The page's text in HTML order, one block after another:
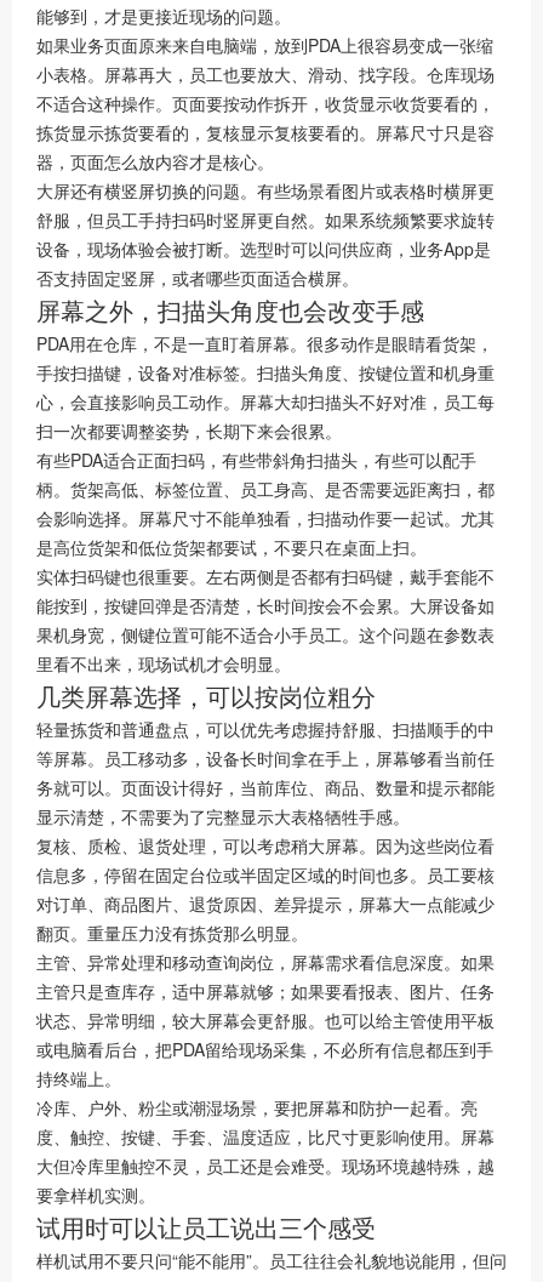
能够到，才是更接近现场的问题。
如果业务页面原来来自电脑端，放到PDA上很容易变成一张缩
小表格。屏幕再大，员工也要放大、滑动、找字段。仓库现场
不适合这种操作。页面要按动作拆开，收货显示收货要看的，
拣货显示拣货要看的，复核显示复核要看的。屏幕尺寸只是容
器，页面怎么放内容才是核心。
大屏还有横竖屏切换的问题。有些场景看图片或表格时横屏更
舒服，但员工手持扫码时竖屏更自然。如果系统频繁要求旋转
设备，现场体验会被打断。选型时可以问供应商，业务App是
否支持固定竖屏，或者哪些页面适合横屏。
屏幕之外，扫描头角度也会改变手感
PDA用在仓库，不是一直盯着屏幕。很多动作是眼睛看货架，
手按扫描键，设备对准标签。扫描头角度、按键位置和机身重
心，会直接影响员工动作。屏幕大却扫描头不好对准，员工每
扫一次都要调整姿势，长期下来会很累。
有些PDA适合正面扫码，有些带斜角扫描头，有些可以配手
柄。货架高低、标签位置、员工身高、是否需要远距离扫，都
会影响选择。屏幕尺寸不能单独看，扫描动作要一起试。尤其
是高位货架和低位货架都要试，不要只在桌面上扫。
实体扫码键也很重要。左右两侧是否都有扫码键，戴手套能不
能按到，按键回弹是否清楚，长时间按会不会累。大屏设备如
果机身宽，侧键位置可能不适合小手员工。这个问题在参数表
里看不出来，现场试机才会明显。
几类屏幕选择，可以按岗位粗分
轻量拣货和普通盘点，可以优先考虑握持舒服、扫描顺手的中
等屏幕。员工移动多，设备长时间拿在手上，屏幕够看当前任
务就可以。页面设计得好，当前库位、商品、数量和提示都能
显示清楚，不需要为了完整显示大表格牺牲手感。
复核、质检、退货处理，可以考虑稍大屏幕。因为这些岗位看
信息多，停留在固定台位或半固定区域的时间也多。员工要核
对订单、商品图片、退货原因、差异提示，屏幕大一点能减少
翻页。重量压力没有拣货那么明显。
主管、异常处理和移动查询岗位，屏幕需求看信息深度。如果
主管只是查库存，适中屏幕就够；如果要看报表、图片、任务
状态、异常明细，较大屏幕会更舒服。也可以给主管使用平板
或电脑看后台，把PDA留给现场采集，不必所有信息都压到手
持终端上。
冷库、户外、粉尘或潮湿场景，要把屏幕和防护一起看。亮
度、触控、按键、手套、温度适应，比尺寸更影响使用。屏幕
大但冷库里触控不灵，员工还是会难受。现场环境越特殊，越
要拿样机实测。
试用时可以让员工说出三个感受
样机试用不要只问“能不能用”。员工往往会礼貌地说能用，但问